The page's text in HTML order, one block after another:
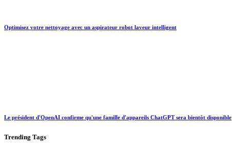
Optimisez votre nettoyage avec un aspirateur robot laveur intelligent
Le président d'OpenAI confirme qu'une famille d'appareils ChatGPT sera bientôt disponible
Trending Tags